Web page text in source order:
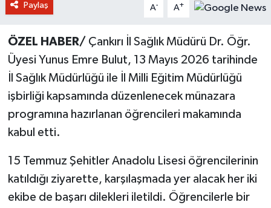
Paylaş A- A+
ÖZEL HABER/ Çankırı İl Sağlık Müdürü Dr. Öğr.
Üyesi Yunus Emre Bulut, 13 Mayıs 2026 tarihinde
İl Sağlık Müdürlüğü ile İl Milli Eğitim Müdürlüğü
işbirliği kapsamında düzenlenecek münazara
programına hazırlanan öğrencileri makamında
kabul etti.
15 Temmuz Şehitler Anadolu Lisesi öğrencilerinin
katıldığı ziyarette, karşılaşmada yer alacak her iki
ekibe de başarı dilekleri iletildi. Öğrencilerle bir